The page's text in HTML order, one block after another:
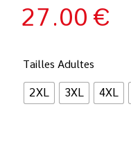
27.00€
Tailles Adultes
2XL 3XL 4XL